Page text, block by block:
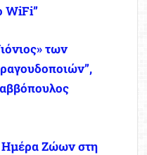
WiFi”
των
Ζώων στη